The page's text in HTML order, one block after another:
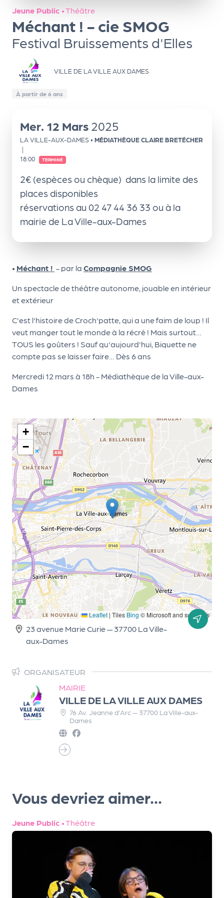
Jeune Public •Théâtre
Méchant ! - cie SMOG
Festival Bruissements d'Elles
VILLE DE LA VILLE AUX DAMES
À partir de 6 ans
Mer. 12 Mars 2025
LA VILLE-AUX-DAMES • MÉDIATHÈQUE CLAIRE BRETÉCHER
|
18:00
TERMINÉ
2€ (espèces ou chèque) dans la limite des
places disponibles
réservations au 02 47 44 36 33 ou à la
mairie de La Ville-aux-Dames
• Méchant ! - par la Compagnie SMOG
Un spectacle de théâtre autonome, jouable en intérieur
et extérieur
C'est l'histoire de Croch'patte, qui a une faim de loup ! Il
veut manger tout le monde à la récré ! Mais surtout…
TOUS les goûters ! Sauf qu'aujourd'hui, Biquette ne
compte pas se laisser faire… Dès 6 ans
Mercredi 12 mars à 18h - Médiathèque de la Ville-aux-
Dames
+
−
Leaflet | Tiles Bing © Microsoft and suppliers
23 avenue Marie Curie — 37700 La Ville-
aux-Dames
ORGANISATEUR
MAIRIE
VILLE DE LA VILLE AUX DAMES
76 Av. Jeanne d'Arc — 37700 La Ville-aux-
Dames
Vous devriez aimer...
Jeune Public •Théâtre
ns
PR
O
G!
PR
O
Le
Ma
g
Sui
vr
e
le
PR
G!
N
se
rvi
ce
s
e
k
it
d
e
l'
o
r
g
a
n
i
s
a
u
e
u
n
e